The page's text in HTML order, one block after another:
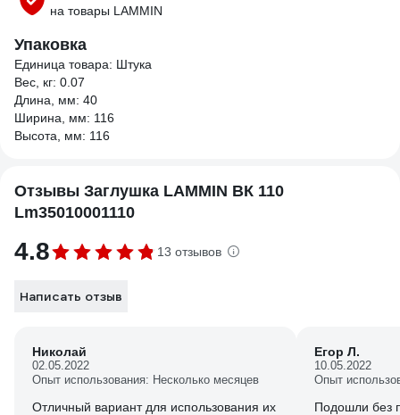
на товары LAMMIN
Упаковка
Единица товара: Штука
Вес, кг: 0.07
Длина, мм: 40
Ширина, мм: 116
Высота, мм: 116
Отзывы Заглушка LAMMIN ВК 110
Lm35010001110
4.8 13 отзывов
Написать отзыв
Николай
02.05.2022
Опыт использования: Несколько месяцев
Отличный вариант для использования их
Егор Л.
10.05.2022
Опыт
Подошли без